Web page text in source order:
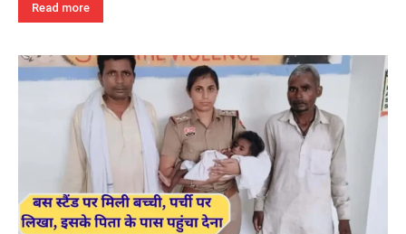
Read more